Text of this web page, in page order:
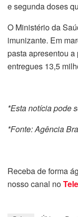
e segunda doses
O Ministério da
imunizante. Em
pasta apresentou
entregues 13,5
*Esta notícia pode
*Fonte: Agência
Receba de forma
nosso canal no